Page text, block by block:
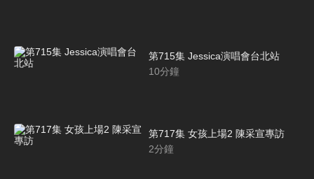
第715集 Jessica演唱會台北站
10分鐘
第717集 女孩上場2 陳采宣專訪
2分鐘